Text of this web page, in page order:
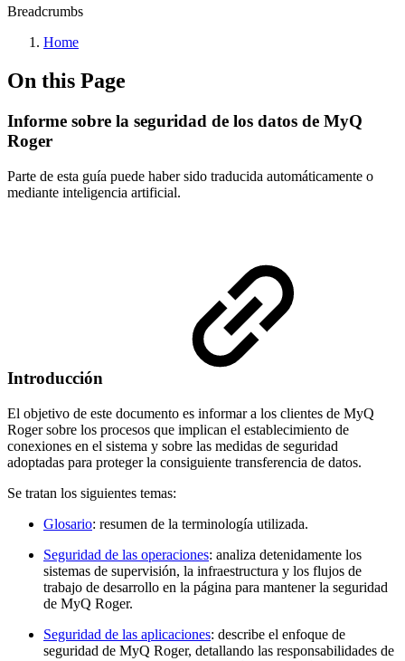
Breadcrumbs
Home
On this Page
Informe sobre la seguridad de los datos de MyQ
Roger
Parte de esta guía puede haber sido traducida automáticamente o
mediante inteligencia artificial.
Introducción
El objetivo de este documento es informar a los clientes de MyQ
Roger sobre los procesos que implican el establecimiento de
conexiones en el sistema y sobre las medidas de seguridad
adoptadas para proteger la consiguiente transferencia de datos.
Se tratan los siguientes temas:
Glosario: resumen de la terminología utilizada.
Seguridad de las operaciones: analiza detenidamente los
sistemas de supervisión, la infraestructura y los flujos de
trabajo de desarrollo en la página para mantener la seguridad
de MyQ Roger.
Seguridad de las aplicaciones: describe el enfoque de
seguridad de MyQ Roger, detallando las responsabilidades de